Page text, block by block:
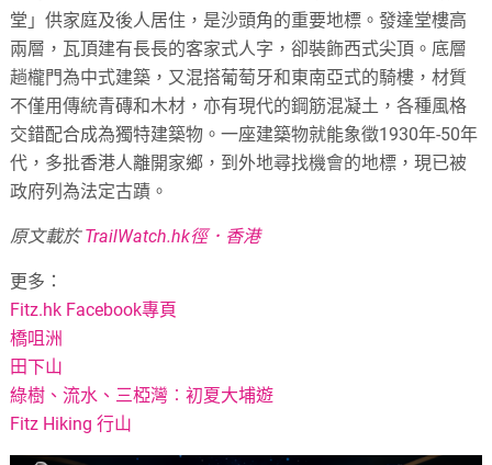
堂」供家庭及後人居住，是沙頭角的重要地標。發達堂樓高
兩層，瓦頂建有長長的客家式人字，卻裝飾西式尖頂。底層
趟櫳門為中式建築，又混搭葡萄牙和東南亞式的騎樓，材質
不僅用傳統青磚和木材，亦有現代的鋼筋混凝土，各種風格
交錯配合成為獨特建築物。一座建築物就能象徵1930年-50年
代，多批香港人離開家鄉，到外地尋找機會的地標，現已被
政府列為法定古蹟。
原文載於TrailWatch.hk徑．香港
更多：
Fitz.hk Facebook專頁
橋咀洲
田下山
綠樹、流水、三椏灣︰初夏大埔遊
Fitz Hiking 行山